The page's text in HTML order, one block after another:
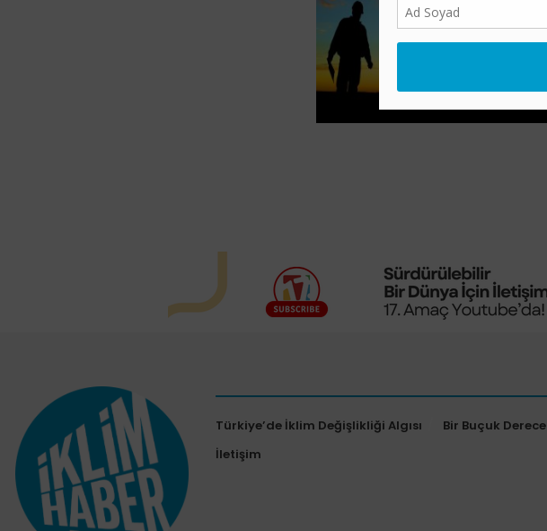
Türkiye’de İklim Değişlikliği Algısı Bir Buçuk Derece
İletişim